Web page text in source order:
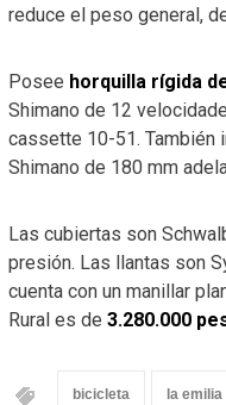
reduce el peso general,
Posee horquilla rígida
Shimano de 12
cassette 10-51. También
Shimano de 180 mm
Las cubiertas son
presión. Las llantas son
cuenta con un manillar
Rural es de 3.280.000
bicicleta la emilia